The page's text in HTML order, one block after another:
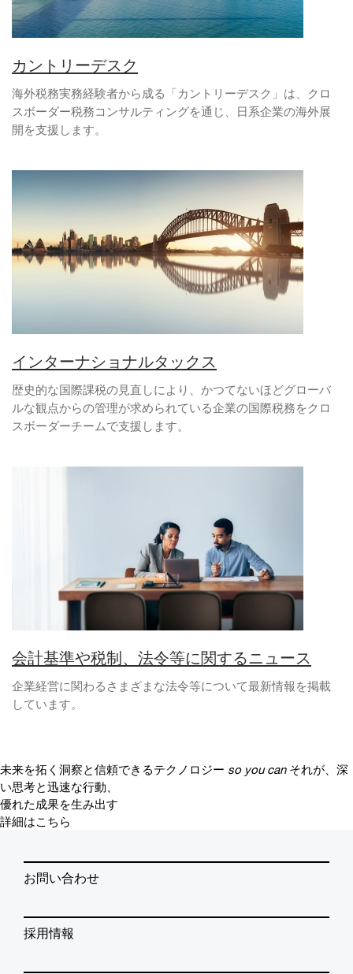
カントリーデスク
海外税務実務経験者から成る「カントリーデスク」は、クロ
スボーダー税務コンサルティングを通じ、日系企業の海外展
開を支援します。
インターナショナルタックス
歴史的な国際課税の見直しにより、かつてないほどグローバ
ルな観点からの管理が求められている企業の国際税務をクロ
スボーダーチームで支援します。
会計基準や税制、法令等に関するニュース
企業経営に関わるさまざまな法令等について最新情報を掲載
しています。
未来を拓く洞察と信頼できるテクノロジー so you can それが、深
い思考と迅速な行動、
優れた成果を生み出す
詳細はこちら
お問い合わせ
採用情報